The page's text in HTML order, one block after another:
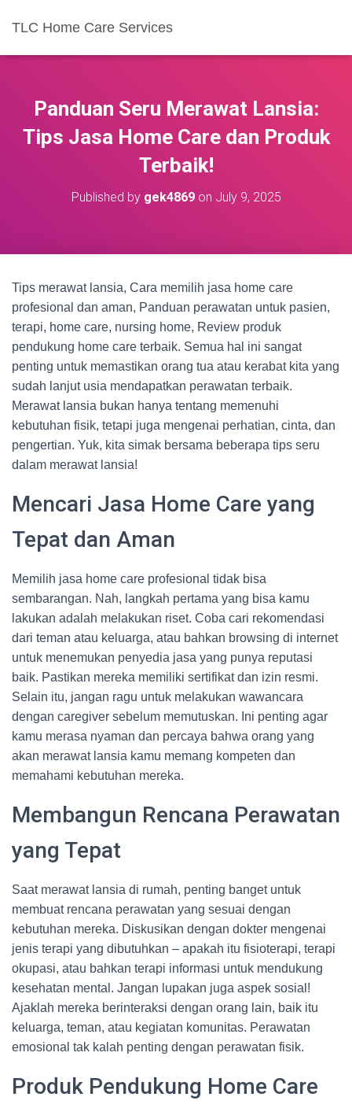
TLC Home Care Services
Panduan Seru Merawat Lansia:
Tips Jasa Home Care dan Produk
Terbaik!
Published by gek4869on July 9, 2025
Tips merawat lansia, Cara memilih jasa home care
profesional dan aman, Panduan perawatan untuk pasien,
terapi, home care, nursing home, Review produk
pendukung home care terbaik. Semua hal ini sangat
penting untuk memastikan orang tua atau kerabat kita yang
sudah lanjut usia mendapatkan perawatan terbaik.
Merawat lansia bukan hanya tentang memenuhi
kebutuhan fisik, tetapi juga mengenai perhatian, cinta, dan
pengertian. Yuk, kita simak bersama beberapa tips seru
dalam merawat lansia!
Mencari Jasa Home Care yang
Tepat dan Aman
Memilih jasa home care profesional tidak bisa
sembarangan. Nah, langkah pertama yang bisa kamu
lakukan adalah melakukan riset. Coba cari rekomendasi
dari teman atau keluarga, atau bahkan browsing di internet
untuk menemukan penyedia jasa yang punya reputasi
baik. Pastikan mereka memiliki sertifikat dan izin resmi.
Selain itu, jangan ragu untuk melakukan wawancara
dengan caregiver sebelum memutuskan. Ini penting agar
kamu merasa nyaman dan percaya bahwa orang yang
akan merawat lansia kamu memang kompeten dan
memahami kebutuhan mereka.
Membangun Rencana Perawatan
yang Tepat
Saat merawat lansia di rumah, penting banget untuk
membuat rencana perawatan yang sesuai dengan
kebutuhan mereka. Diskusikan dengan dokter mengenai
jenis terapi yang dibutuhkan – apakah itu fisioterapi, terapi
okupasi, atau bahkan terapi informasi untuk mendukung
kesehatan mental. Jangan lupakan juga aspek sosial!
Ajaklah mereka berinteraksi dengan orang lain, baik itu
keluarga, teman, atau kegiatan komunitas. Perawatan
emosional tak kalah penting dengan perawatan fisik.
Produk Pendukung Home Care